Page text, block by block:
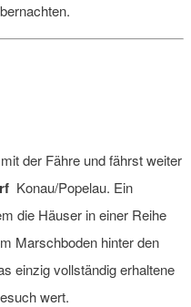
der Fähre und fährst weiter
Konau/Popelau. Ein
die Häuser in einer Reihe
Marschboden hinter den
einzig vollständig erhaltene
wert.